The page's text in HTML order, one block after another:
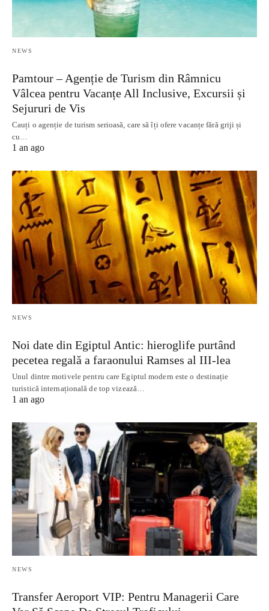
NEWS
Pamtour – Agenție de Turism din Râmnicu
Vâlcea pentru Vacanțe All Inclusive, Excursii și
Sejururi de Vis
Cauți o agenție de turism serioasă, care să îți ofere vacanțe fără griji și
cu…
1 an ago
NEWS
Noi date din Egiptul Antic: hieroglife purtând
pecetea regală a faraonului Ramses al III-lea
Unul dintre motivele pentru care Egiptul modern este o destinație
turistică internațională de top vizează…
1 an ago
NEWS
Transfer Aeroport VIP: Pentru Managerii Care